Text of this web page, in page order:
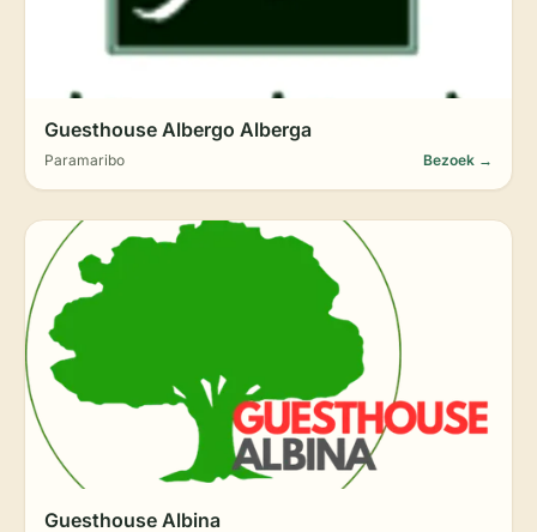
Guesthouse Albergo Alberga
Paramaribo Bezoek →
Guesthouse Albina